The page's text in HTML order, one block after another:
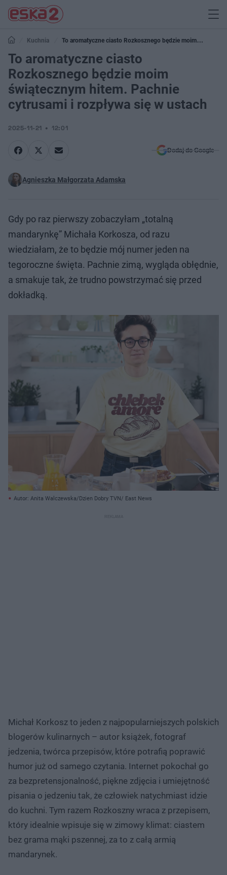
Kuchnia
To aromatyczne ciasto Rozkosznego będzie moim
świątecznym hitem. Pachnie cytrusami i rozpływa się w ustach
To aromatyczne ciasto
Rozkosznego będzie moim
świątecznym hitem. Pachnie
cytrusami i rozpływa się w ustach
2025-11-21 12:01
Dodaj do Google
Agnieszka Małgorzata Adamska
Gdy po raz pierwszy zobaczyłam „totalną
mandarynkę” Michała Korkosza, od razu
wiedziałam, że to będzie mój numer jeden na
tegoroczne święta. Pachnie zimą, wygląda obłędnie,
a smakuje tak, że trudno powstrzymać się przed
dokładką.
Autor: Anita Walczewska/Dzien Dobry TVN/ East News
Michał Korkosz to jeden z najpopularniejszych polskich
blogerów kulinarnych – autor książek, fotograf
jedzenia, twórca przepisów, które potrafią poprawić
humor już od samego czytania. Internet pokochał go
za bezpretensjonalność, piękne zdjęcia i umiejętność
pisania o jedzeniu tak, że człowiek natychmiast idzie
do kuchni. Tym razem Rozkoszny wraca z przepisem,
który idealnie wpisuje się w zimowy klimat: ciastem
bez grama mąki pszennej, za to z całą armią
mandarynek.